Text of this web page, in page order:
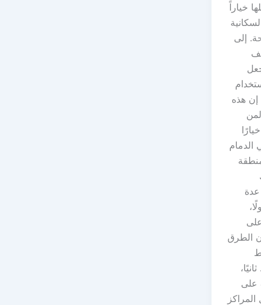
خياراً
إلى
هذه
الدمام
الطرق
على